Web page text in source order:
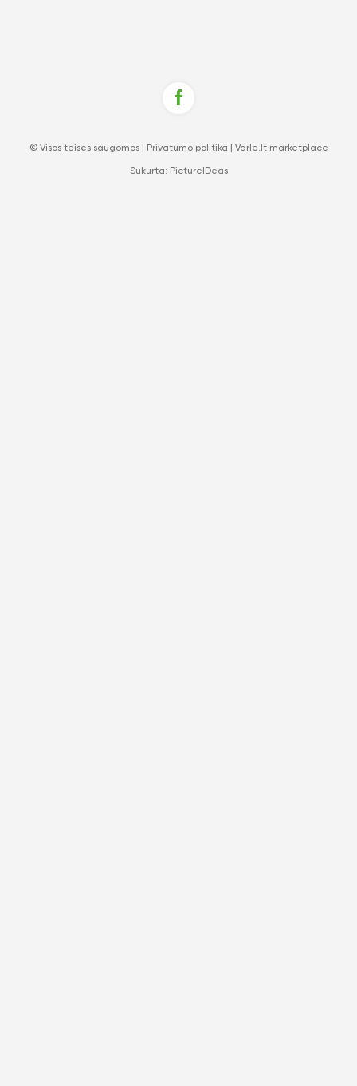
© Visos teisės saugomos | Privatumo politika Varle.lt marketplace
Sukurta: PictureIDeas